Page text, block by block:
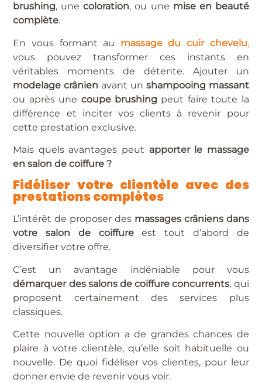
brushing, unecoloration, ou une mise en beauté
complète.
En vous formant au massage du cuir chevelu,
vous pouvez transformer ces instants en
véritables moments de détente. Ajouter un
modelage crânien avant un shampooing massant
ou après une coupe brushing peut faire toute la
différence et inciter vos clients à revenir pour
cette prestation exclusive.
Mais quels avantages peut apporter le massage
en salon de coiffure ?
Fidéliser votre clientèle avec des
prestations complètes
L’intérêt de proposer des massages crâniens dans
votre salon de coiffureest tout d’abord de
diversifier votre offre.
C’est un avantage indéniable pour vous
démarquer des salons de coiffure concurrents, qui
proposent certainement des services plus
classiques.
Cette nouvelle option a de grandes chances de
plaire à votre clientèle, qu’elle soit habituelle ou
nouvelle. De quoi fidéliser vos clientes, pour leur
donner envie de revenir vous voir.